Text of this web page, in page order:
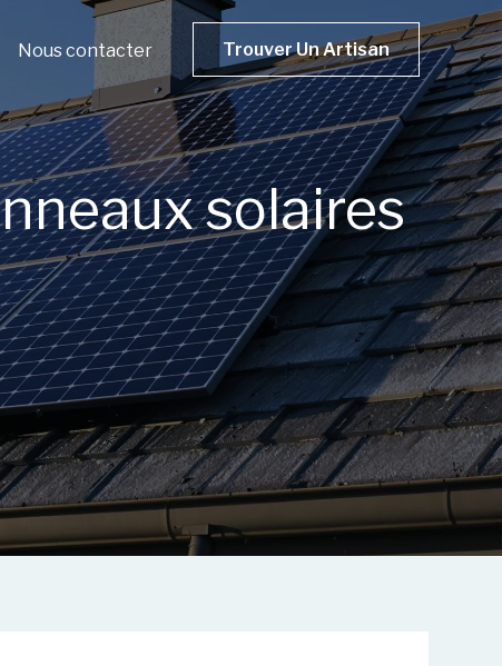
Nous contacter Trouver Un Artisan
solaires